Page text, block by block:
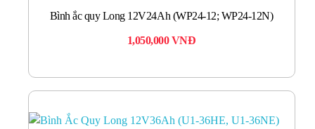
Bình ắc quy Long 12V24Ah (WP24-12; WP24-12N)
1,050,000VNĐ